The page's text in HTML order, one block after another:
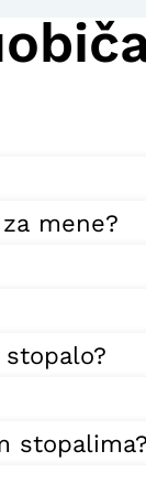
mene?
stopalima?